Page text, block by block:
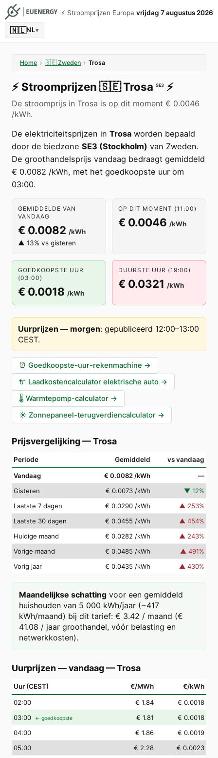
⚡️ Stroomprijzen Europa vrijdag 7 augustus 2026
🇳🇱NL▾
Home › 🇸🇪 Zweden › Trosa
⚡️ Stroomprijzen 🇸🇪Trosa SE3 ⚡️
De stroomprijs in Trosa is op dit moment € 0.0046
/kWh.
De elektriciteitsprijzen in Trosa worden bepaald
door de biedzone SE3 (Stockholm) van Zweden.
De groothandelsprijs vandaag bedraagt gemiddeld
€ 0.0082 /kWh, met het goedkoopste uur om
03:00.
GEMIDDELDE VAN
VANDAAG
€ 0.0082 /kWh
▲ 13% vs gisteren
OP DIT MOMENT (11:00)
€ 0.0046 /kWh
GOEDKOOPSTE UUR
(03:00)
€ 0.0018 /kWh
DUURSTE UUR (19:00)
€ 0.0321 /kWh
Uurprijzen — morgen: gepubliceerd 12:00–13:00
CEST.
⏰ Goedkoopste-uur-rekenmachine →
🔌 Laadkostencalculator elektrische auto →
🌡️ Warmtepomp-calculator →
☀️ Zonnepaneel-terugverdiencalculator →
Prijsvergelijking—Trosa
Periode Gemiddeld vs vandaag
Vandaag € 0.0082 /kWh
—
Gisteren
€ 0.0073 /kWh ▼ 12%
Laatste 7 dagen
€ 0.0290 /kWh ▲ 253%
Laatste 30 dagen
€ 0.0455 /kWh ▲ 454%
Huidige maand
€ 0.0282 /kWh ▲ 243%
Vorige maand
€ 0.0485 /kWh ▲ 491%
Vorig jaar
€ 0.0435 /kWh ▲ 430%
Maandelijkse schatting voor een gemiddeld
huishouden van 5 000 kWh/jaar (~417
kWh/maand) bij dit tarief: € 3.42 / maand (€
41.08 / jaar groothandel, vóór belasting en
netwerkkosten).
Uurprijzen — vandaag—Trosa
Uur (CEST) €/MWh €/kWh
02:00 € 1.84
€ 0.0018
03:00 ← goedkoopste € 1.81
€ 0.0018
04:00 € 1.86
€ 0.0019
05:00 € 2.28
€ 0.0023